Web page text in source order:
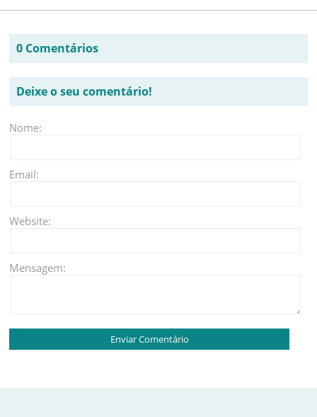
0 Comentários
Deixe o seu comentário!
Nome:
Email:
Website:
Mensagem: